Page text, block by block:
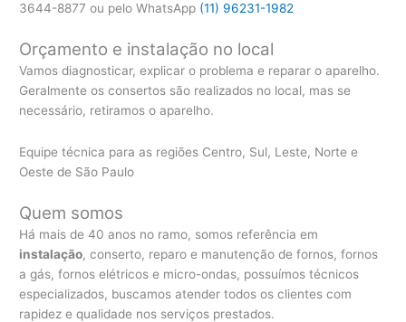
3644-8877 ou pelo WhatsApp (11) 96231-1982
Orçamento e instalação no local
Vamos diagnosticar, explicar o problema e reparar o aparelho.
Geralmente os consertos são realizados no local, mas se
necessário, retiramos o aparelho.
Equipe técnica para as regiões Centro, Sul, Leste, Norte e
Oeste de São Paulo
Quem somos
Há mais de 40 anos no ramo, somos referência em
instalação, conserto, reparo e manutenção de fornos, fornos
a gás, fornos elétricos e micro-ondas, possuímos técnicos
especializados, buscamos atender todos os clientes com
rapidez e qualidade nos serviços prestados.